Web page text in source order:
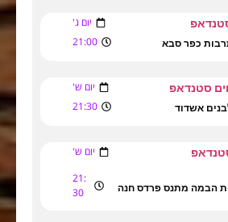
יום ג'
כפר סבא 21:00
סטנדאפ יום ש'
אשדוד 21:30
יום ש'
הבמה מתנס פרדס חנה
21:
30